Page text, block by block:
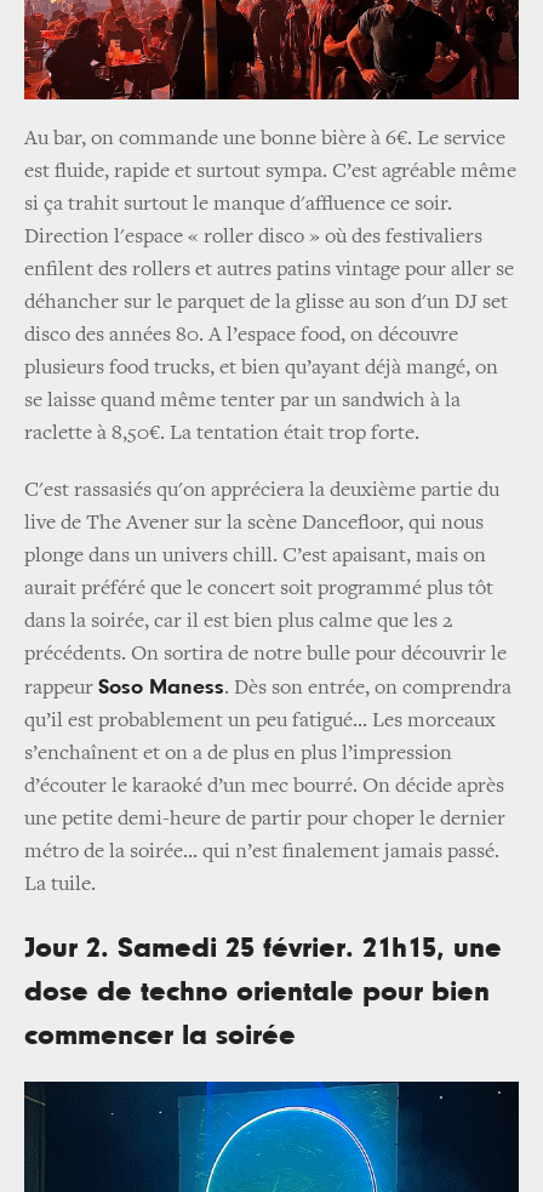
Au bar, on commande une bonne bière à 6€. Le service
est fluide, rapide et surtout sympa. C’est agréable même
si ça trahit surtout le manque d'affluence ce soir.
Direction l'espace « roller disco » où des festivaliers
enfilent des rollers et autres patins vintage pour aller se
déhancher sur le parquet de la glisse au son d'un DJ set
disco des années 80. A l’espace food, on découvre
plusieurs food trucks, et bien qu’ayant déjà mangé, on
se laisse quand même tenter par un sandwich à la
raclette à 8,50€. La tentation était trop forte.
C'est rassasiés qu'on appréciera la deuxième partie du
live de The Avener sur la scène Dancefloor, qui nous
plonge dans un univers chill. C’est apaisant, mais on
aurait préféré que le concert soit programmé plus tôt
dans la soirée, car il est bien plus calme que les 2
précédents. On sortira de notre bulle pour découvrir le
rappeur Soso Maness. Dès son entrée, on comprendra
qu’il est probablement un peu fatigué... Les morceaux
s’enchaînent et on a de plus en plus l’impression
d’écouter le karaoké d’un mec bourré. On décide après
une petite demi-heure de partir pour choper le dernier
métro de la soirée... qui n’est finalement jamais passé.
La tuile.
Jour 2. Samedi 25 février. 21h15, une
dose de techno orientale pour bien
commencer la soirée